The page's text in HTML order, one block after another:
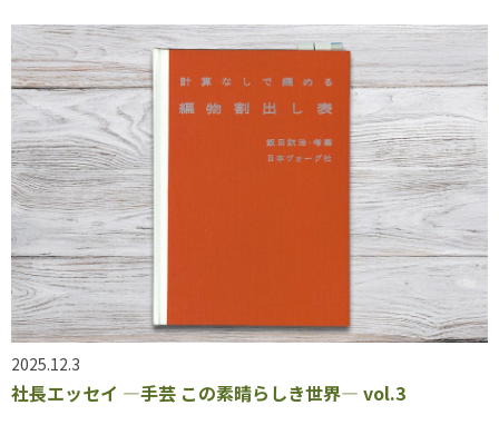
2025.12.3
社長エッセイ ―手芸 この素晴らしき世界― vol.3